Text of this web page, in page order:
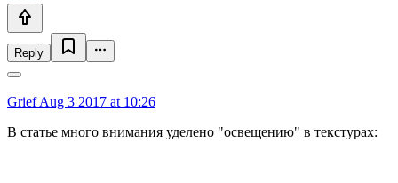
Reply
GriefAug 3 2017 at 10:26
В статье много внимания уделено "освещению" в текстурах: